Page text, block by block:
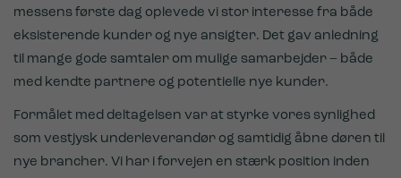
messens første dag oplevede vi stor interesse fra både
eksisterende kunder og nye ansigter. Det gav anledning
til mange gode samtaler om mulige samarbejder – både
med kendte partnere og potentielle nye kunder.
Formålet med deltagelsen var at styrke vores synlighed
som vestjysk underleverandør og samtidig åbne døren til
nye brancher. Vi har i forvejen en stærk position inden